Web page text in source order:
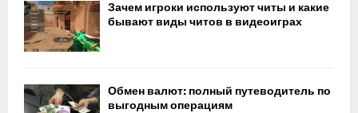
Зачем игроки используют читы и какие
бывают виды читов в видеоиграх
Обмен валют: полный путеводитель по
выгодным операциям